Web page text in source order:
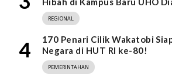
REGIONAL
4
170 Penari Cilik Wakatobi
Negara di HUT RI ke-80!
PEMERINTAHAN